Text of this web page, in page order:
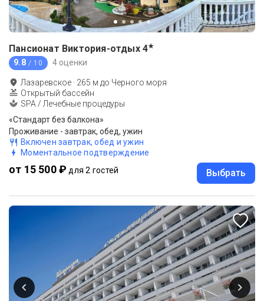
Пансионат Виктория-отдых 4★
9.8 / 10 4 оценки
Лазаревское · 265 м до Черного моря
Открытый бассейн
SPA / Лечебные процедуры
«Стандарт без балкона»
Проживание - завтрак, обед, ужин
Включен завтрак, обед и ужин
Моментальное подтверждение
от 15 500 ₽ для 2 гостей Выбрать